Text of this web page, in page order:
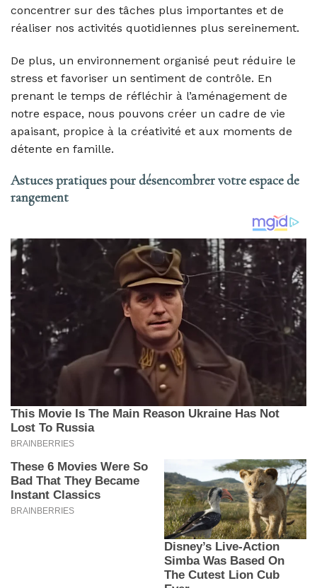
concentrer sur des tâches plus importantes et de
réaliser nos activités quotidiennes plus sereinement.
De plus, un environnement organisé peut réduire le
stress et favoriser un sentiment de contrôle. En
prenant le temps de réfléchir à l’aménagement de
notre espace, nous pouvons créer un cadre de vie
apaisant, propice à la créativité et aux moments de
détente en famille.
Astuces pratiques pour désencombrer votre espace de
rangement